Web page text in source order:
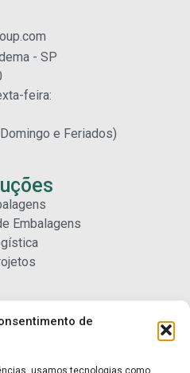
de
usamos tecnologias como
- SP
feira:
e Feriados)
Embalagens